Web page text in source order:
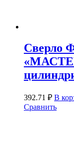
Сверло
392.71 ₽ В
Сравнить